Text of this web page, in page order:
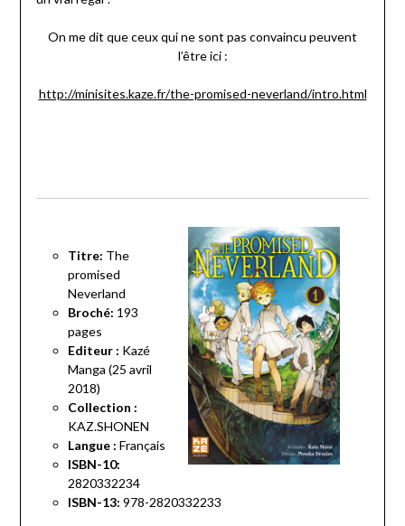
On me dit que ceux qui ne sont pas convaincu peuvent
l’être ici :
http://minisites.kaze.fr/the-promised-neverland/intro.html
Titre: The
promised
Neverland
Broché: 193
pages
Editeur : Kazé
Manga (25 avril
2018)
Collection :
KAZ.SHONEN
Langue : Français
ISBN-10:
2820332234
ISBN-13: 978-2820332233